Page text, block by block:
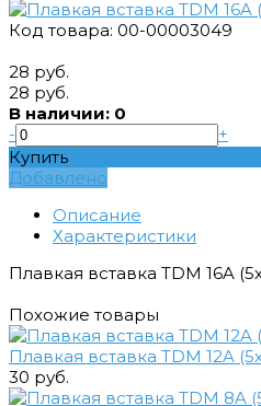
Код товара: 00-00003049
28 руб.
28 руб.
В наличии: 0
-
+
Купить
Добавлено
Описание
Характеристики
Плавкая вставка TDM 16A
Похожие товары
Плавкая вставка TDM 12A
30 руб.